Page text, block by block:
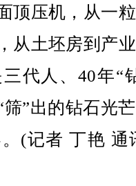
压机，从一
从土坯房到产
代人、40年“
”出的钻石光
(记者 丁艳 通